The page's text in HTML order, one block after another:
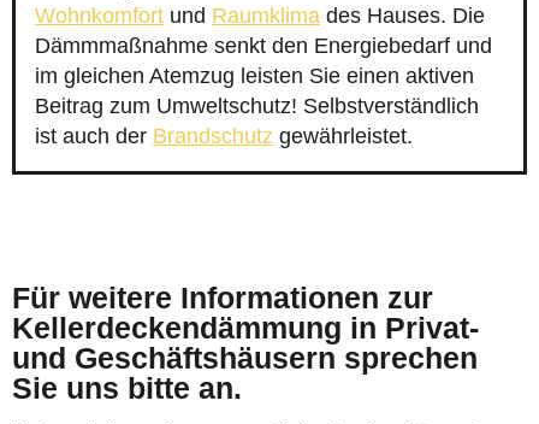
Wohnkomfort und Raumklima des Hauses. Die
Dämmmaßnahme senkt den Energiebedarf und
im gleichen Atemzug leisten Sie einen aktiven
Beitrag zum Umweltschutz! Selbstverständlich
ist auch der Brandschutz gewährleistet.
Für weitere Informationen zur
Kellerdeckendämmung in Privat-
und Geschäftshäusern sprechen
Sie uns bitte an.